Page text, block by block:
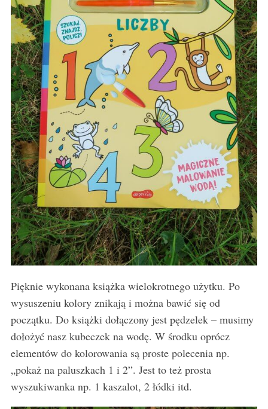
Pięknie wykonana książka wielokrotnego użytku. Po
wysuszeniu kolory znikają i można bawić się od
początku. Do książki dołączony jest pędzelek – musimy
dołożyć nasz kubeczek na wodę. W środku oprócz
elementów do kolorowania są proste polecenia np.
„pokaż na paluszkach 1 i 2”. Jest to też prosta
wyszukiwanka np. 1 kaszalot, 2 łódki itd.